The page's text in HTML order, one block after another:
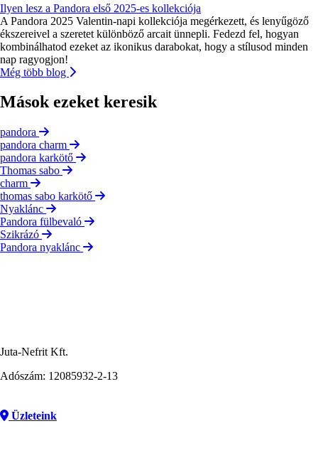
Ilyen lesz a Pandora első 2025-es kollekciója
A Pandora 2025 Valentin-napi kollekciója megérkezett, és lenyűgöző
ékszereivel a szeretet különböző arcait ünnepli. Fedezd fel, hogyan
kombinálhatod ezeket az ikonikus darabokat, hogy a stílusod minden
nap ragyogjon!
Még több blog
Mások ezeket keresik
pandora
pandora charm
pandora karkötő
Thomas sabo
charm
thomas sabo karkötő
Nyaklánc
Pandora fülbevaló
Szikrázó
Pandora nyaklánc
Juta-Nefrit Kft.
Adószám: 12085932-2-13
Üzleteink